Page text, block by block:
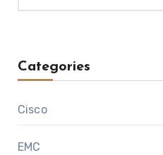
Categories
Cisco
EMC